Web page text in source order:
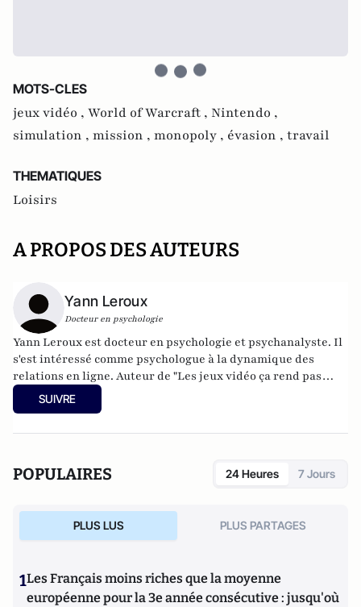
MOTS-CLES
jeux vidéo , World of Warcraft , Nintendo ,
simulation , mission , monopoly , évasion , travail
THEMATIQUES
Loisirs
A PROPOS DES AUTEURS
Yann Leroux
Docteur en psychologie
Yann Leroux est docteur en psychologie et psychanalyste. Il
s'est intéressé comme psychologue à la dynamique des
relations en ligne. Auteur de "Les jeux vidéo ça rend pas
idiot" et "Mon psy sur internet" éditions fyp tient le blog
psyetgeek
SUIVRE
POPULAIRES 24 Heures 7 Jours
PLUS LUS PLUS PARTAGES
1Les Français moins riches que la moyenne
européenne pour la 3e année consécutive : jusqu'où